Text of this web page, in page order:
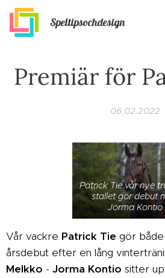
Speltipsochdesign
Premiär för
06.02.2022
Patrick Tie vår nye
stallet gör debut
Jorma Kontio
Vår vackre Patrick Tie gör
årsdebut efter en lång
Melkko - Jorma Kontio sitter